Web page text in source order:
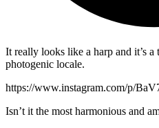
It really looks like a harp and it’s
photogenic locale.
https://www.instagram.com/p/
Isn’t it the most harmonious and